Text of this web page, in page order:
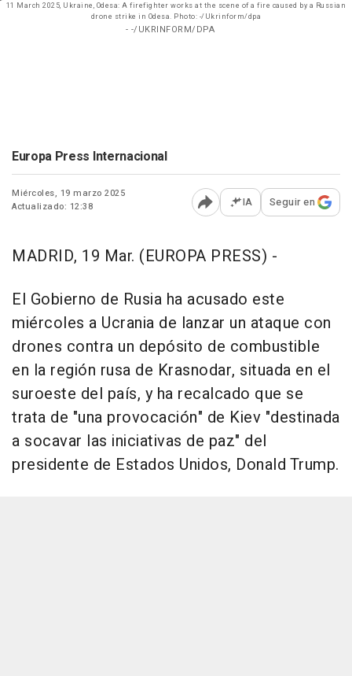
11 March 2025, Ukraine, Odesa: A firefighter works at the scene of a fire caused by a Russian
drone strike in Odesa. Photo: -/Ukrinform/dpa
- -/UKRINFORM/DPA
Europa Press Internacional
Miércoles, 19 marzo 2025
Actualizado: 12:38
Abrir opciones para
IA Seguir en
MADRID, 19 Mar. (EUROPA PRESS) -
El Gobierno de Rusia ha acusado este
miércoles a Ucrania de lanzar un ataque con
drones contra un depósito de combustible
en la región rusa de Krasnodar, situada en el
suroeste del país, y ha recalcado que se
trata de "una provocación" de Kiev "destinada
a socavar las iniciativas de paz" del
presidente de Estados Unidos, Donald Trump.